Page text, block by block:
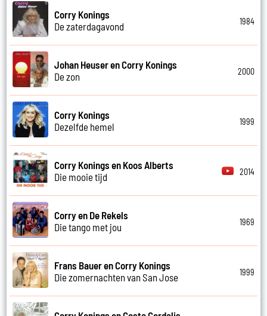
Corry Konings
De zaterdagavond
1984
Johan Heuser en Corry Konings
De zon
2000
Corry Konings
Dezelfde hemel
1999
Corry Konings en Koos Alberts
Die mooie tijd
2014
Corry en De Rekels
Die tango met jou
1969
Frans Bauer en Corry Konings
Die zomernachten van San Jose
1999